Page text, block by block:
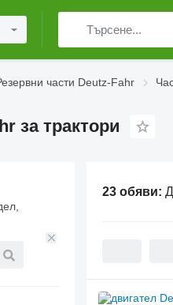
части Deutz-Fahr
за трактори
23 обяви: